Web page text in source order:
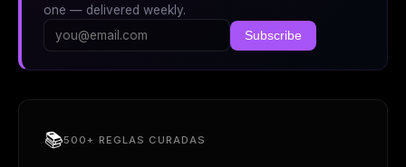
one — delivered weekly.
Subscribe
📚500+ REGLAS CURADAS